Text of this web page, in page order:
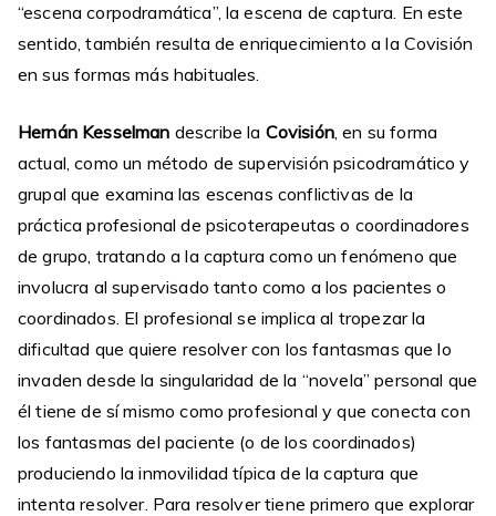
“escena corpodramática”, la escena de captura. En este
sentido, también resulta de enriquecimiento a la Covisión
en sus formas más habituales.
Hernán Kesselman describe la Covisión, en su forma
actual, como un método de supervisión psicodramático y
grupal que examina las escenas conflictivas de la
práctica profesional de psicoterapeutas o coordinadores
de grupo, tratando a la captura como un fenómeno que
involucra al supervisado tanto como a los pacientes o
coordinados. El profesional se implica al tropezar la
dificultad que quiere resolver con los fantasmas que lo
invaden desde la singularidad de la “novela” personal que
él tiene de sí mismo como profesional y que conecta con
los fantasmas del paciente (o de los coordinados)
produciendo la inmovilidad típica de la captura que
intenta resolver. Para resolver tiene primero que explorar